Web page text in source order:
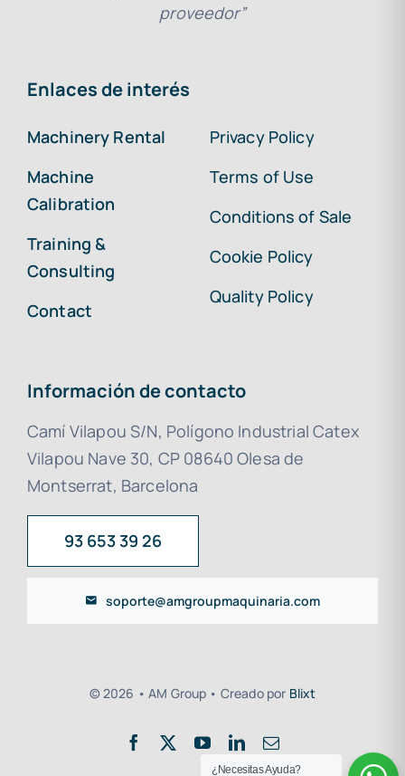
proveedor”
Enlaces de interés
Machinery Rental
Machine
Calibration
Training &
Consulting
Contact
Privacy Policy
Terms of Use
Conditions of Sale
Cookie Policy
Quality Policy
Información de contacto
Camí Vilapou S/N, Polígono Industrial Catex
Vilapou Nave 30, CP 08640 Olesa de
Montserrat, Barcelona
93 653 39 26
soporte@amgroupmaquinaria.com
© 2026 • AM Group • Creado por Blixt
¿Necesitas Ayuda?